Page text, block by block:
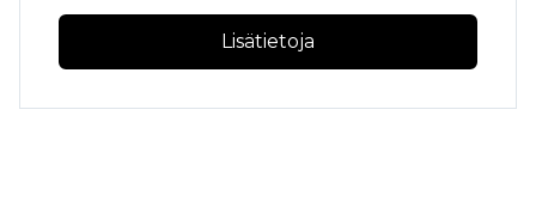
Lisätietoja